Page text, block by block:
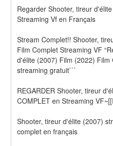
Regarder Shooter, tireur
Streaming Vf en Français
Stream Complet!! Shooter,
Film Complet Streaming VF
d'élite (2007) Film (2022) Film
streaming gratuit```
REGARDER Shooter, tireur
COMPLET en Streaming
Shooter, tireur d'élite (2007)
complet en français